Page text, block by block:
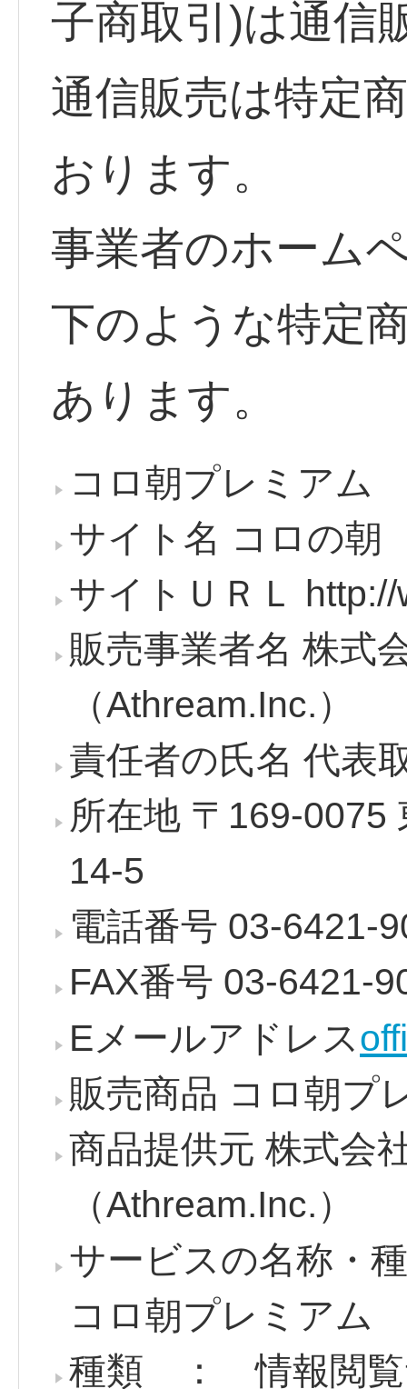
子商取引)は通信
通信販売は特定
おります。
事業者のホーム
下のような特定
あります。
コロ朝プレミアム
サイト名 コロの朝
サイトＵＲＬ
販売事業者名 株式
（Athream.Inc.）
責任者の氏名 代
所在地 〒169-0075
14-5
電話番号 03-6421-
FAX番号 03-6421-
Eメールアドレス
販売商品 コロ朝プ
商品提供元 株式会
（Athream.Inc.）
サービスの名称
コロ朝プレミアム
種類 ： 情報閲覧